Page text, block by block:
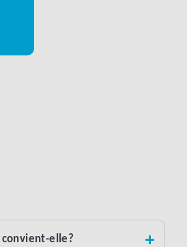
elle?